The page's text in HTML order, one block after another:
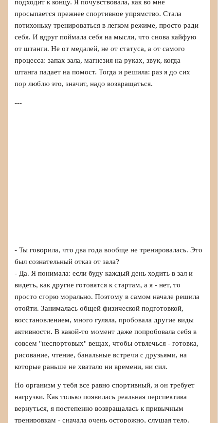
подходит к концу. Я почувствовала, как во мне
просыпается прежнее спортивное упрямство. Стала
потихоньку тренироваться в легком режиме, просто ради
себя. И вдруг поймала себя на мысли, что снова кайфую
от штанги. Не от медалей, не от статуса, а от самого
процесса: запах зала, магнезия на руках, звук, когда
штанга падает на помост. Тогда и решила: раз я до сих
пор люблю это, значит, надо возвращаться.
---
- Ты говорила, что два года вообще не тренировалась. Это
был сознательный отказ от зала?
- Да. Я понимала: если буду каждый день ходить в зал и
видеть, как другие готовятся к стартам, а я - нет, то
просто сгорю морально. Поэтому в самом начале решила
отойти. Занималась общей физической подготовкой,
восстановлением, много гуляла, пробовала другие виды
активности. В какой-то момент даже попробовала себя в
совсем "неспортовых" вещах, чтобы отвлечься - готовка,
рисование, чтение, банальные встречи с друзьями, на
которые раньше не хватало ни времени, ни сил.
Но организм у тебя все равно спортивный, и он требует
нагрузки. Как только появилась реальная перспектива
вернуться, я постепенно возвращалась к привычным
тренировкам - сначала очень осторожно, слушая тело.